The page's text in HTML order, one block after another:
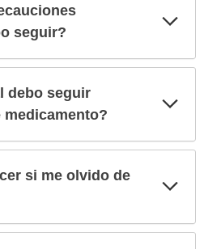
seguir?
debo seguir
si me olvido de